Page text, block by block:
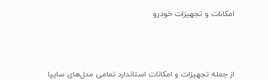
امکانات و تجهیزات خودرو
از جمله تجهیزات و امکانات استاندارد تمامی مدل‌های سایپا